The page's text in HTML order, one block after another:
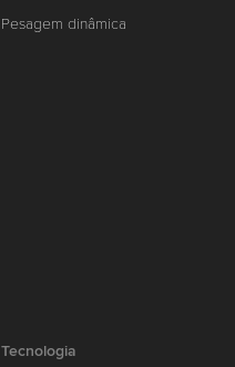
Pesagem dinâmica
Tecnologia